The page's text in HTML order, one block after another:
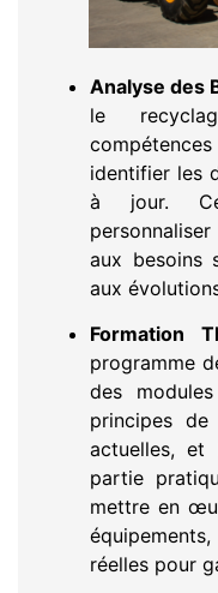
Analyse des
le
identifier les
à jour.
aux besoins
aux
Formation
programme
des
principes de
actuelles, et
partie
mettre en
réelles pour